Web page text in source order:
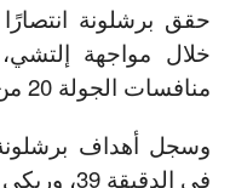
خلال مواجهة
منافسات الجولة 20 من الليجا.
وسجل أهداف
في الدقيقة 39، وريكي بويج في الدقيقة 89.